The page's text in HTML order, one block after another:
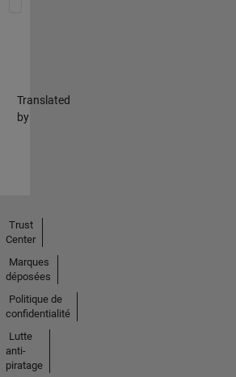
Translated
by
Trust
Center
Marques
déposées
Politique de
confidentialité
Lutte
anti-
piratage